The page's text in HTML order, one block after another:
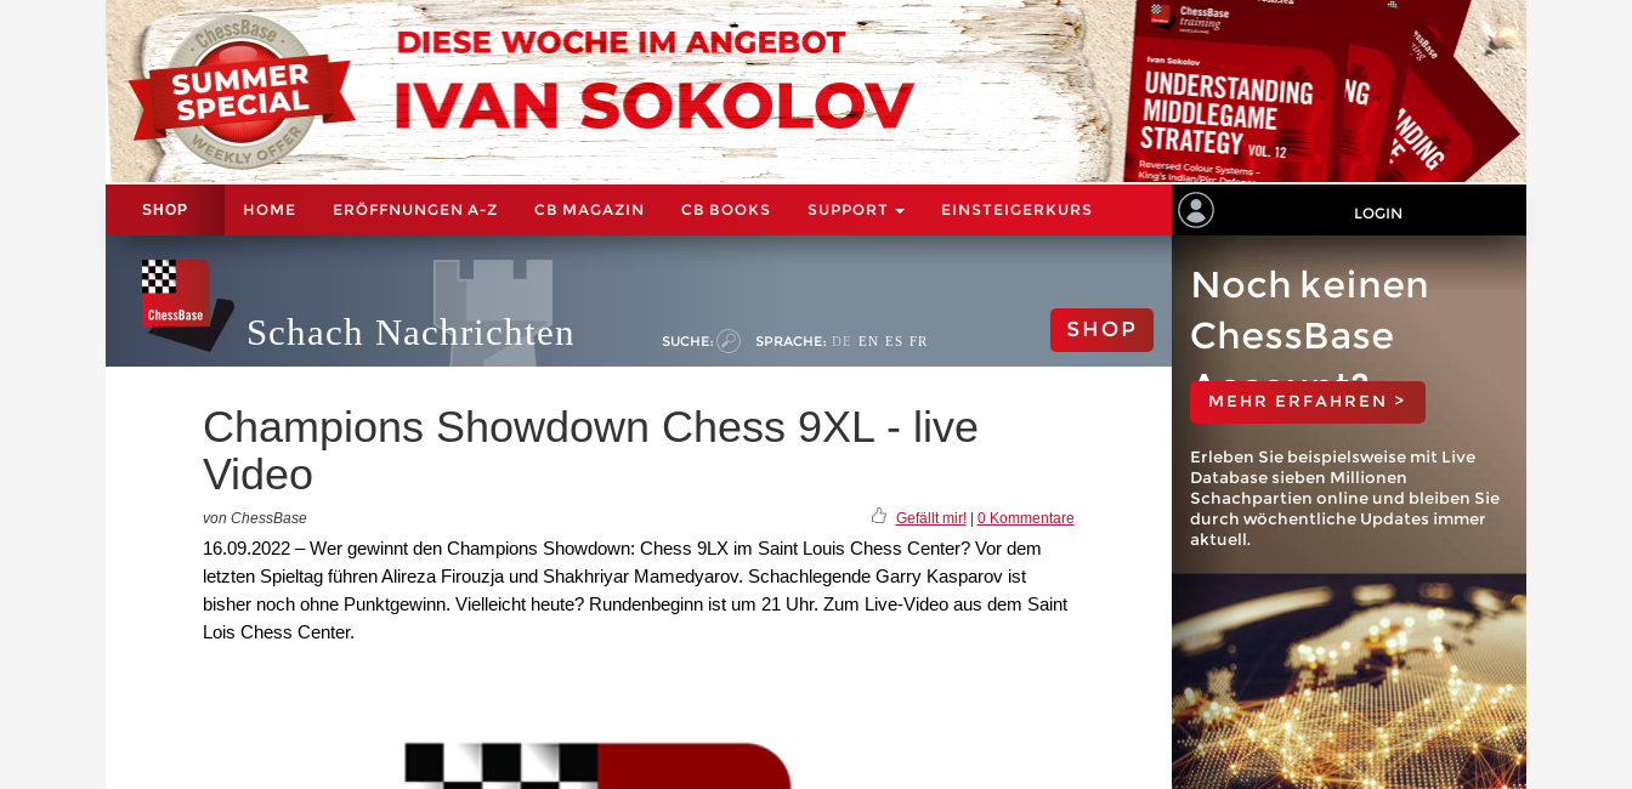
SHOP HOME ERÖFFNUNGEN A-Z CB MAGAZIN CB BOOKS SUPPORT EINSTEIGERKURS LOGIN
Schach Nachrichten SUCHE: SPRACHE: DE EN ES FR SHOP
Champions Showdown Chess 9XL - live
Video
von ChessBase Gefällt mir!| 0 Kommentare
16.09.2022 – Wer gewinnt den Champions Showdown: Chess 9LX im Saint Louis Chess Center? Vor dem
letzten Spieltag führen Alireza Firouzja und Shakhriyar Mamedyarov. Schachlegende Garry Kasparov ist
bisher noch ohne Punktgewinn. Vielleicht heute? Rundenbeginn ist um 21 Uhr. Zum Live-Video aus dem Saint
Lois Chess Center.
Noch keinen
ChessBase
Account?
MEHR ERFAHREN >
Erleben Sie beispielsweise mit Live
Database sieben Millionen
Schachpartien online und bleiben Sie
durch wöchentliche Updates immer
aktuell.